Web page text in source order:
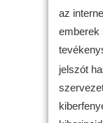
az
emberek
jelszót